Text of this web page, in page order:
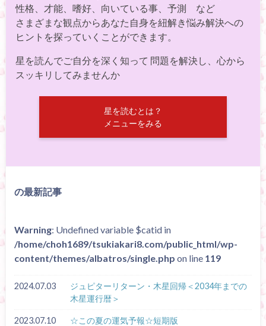
性格、才能、嗜好、向いている事、予測 など
さまざまな観点からあなた自身を紐解き悩み解決への
ヒントを探っていくことができます。
星を読んでご自分を深く知って 問題を解決し、心から
スッキリしてみませんか
星を読むとは？
メニューをみる
の最新記事
Warning: Undefined variable $catid in
/home/choh1689/tsukiakari8.com/public_html/wp-
content/themes/albatros/single.php on line 119
2024.07.03
ジュピターリターン・木星回帰＜2034年までの
木星運行暦＞
2023.07.10 ☆この夏の運気予報☆短期版